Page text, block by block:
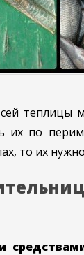
теплицы
по
то их